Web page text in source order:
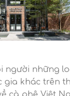
người những
gia khác trên